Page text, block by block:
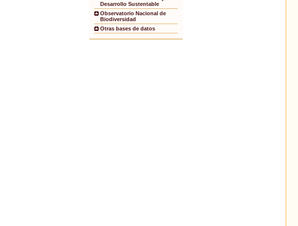
Desarrollo Sustentable
Observatorio Nacional de
Biodiversidad
Otras bases de datos